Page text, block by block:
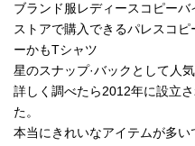
ブランド服レディースコピー
ストアで購入できるパレスコ
ーかもTシャツ
星のスナップ·バックとして人
詳しく調べたら2012年に設立
た。
本当にきれいなアイテムが多い